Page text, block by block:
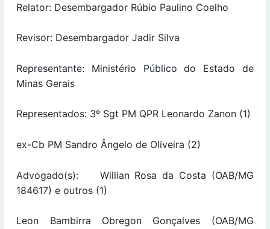
Relator: Desembargador Rúbio Paulino Coelho
Revisor: Desembargador Jadir Silva
Representante: Ministério Público do Estado de
Minas Gerais
Representados: 3º Sgt PM QPR Leonardo Zanon (1)
ex-Cb PM Sandro Ângelo de Oliveira (2)
Advogado(s): Willian Rosa da Costa (OAB/MG
184617) e outros (1)
Leon Bambirra Obregon Gonçalves (OAB/MG